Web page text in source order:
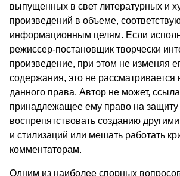
выпущенных в свет литературных и
произведений в объеме,
информационным целям. Если
режиссер-постановщик творчески
произве­дение, при этом не изменяя
содержания, это не рассматривается
данного права. Автор не мо­жет,
принадлежащее ему право на защиту
воспрепятствовать созданию
и стилизаций или мешать работать
комментаторам.
Одним из наиболее спорных вопросов